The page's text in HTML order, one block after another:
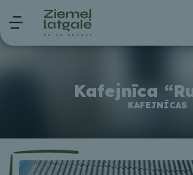
Kafejnīca
KAFEJNĪCAS